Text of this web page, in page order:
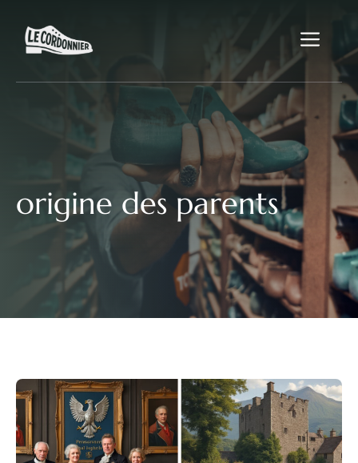
contenu
origine des parents